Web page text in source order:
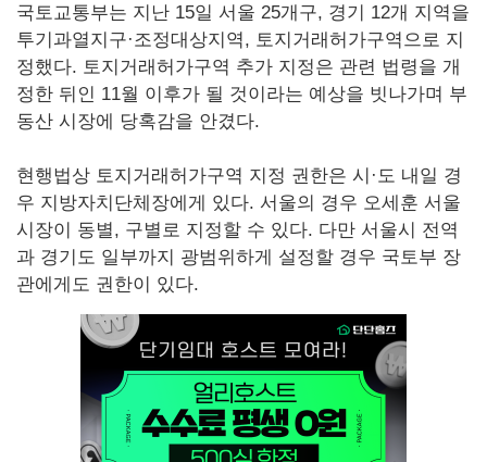
국토교통부는 지난 15일 서울 25개구, 경기 12개 지역을
투기과열지구·조정대상지역, 토지거래허가구역으로 지
정했다. 토지거래허가구역 추가 지정은 관련 법령을 개
정한 뒤인 11월 이후가 될 것이라는 예상을 빗나가며 부
동산 시장에 당혹감을 안겼다.
현행법상 토지거래허가구역 지정 권한은 시·도 내일 경
우 지방자치단체장에게 있다. 서울의 경우 오세훈 서울
시장이 동별, 구별로 지정할 수 있다. 다만 서울시 전역
과 경기도 일부까지 광범위하게 설정할 경우 국토부 장
관에게도 권한이 있다.